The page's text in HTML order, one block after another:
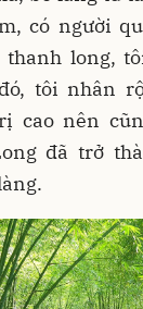
có người
thanh long,
tôi nhân
cao nên
đã trở